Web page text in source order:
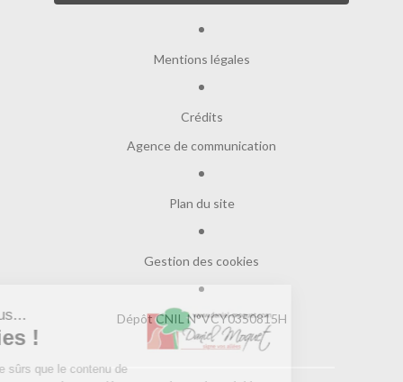
Mentions légales
Crédits
Agence de communication
Plan du site
Gestion des cookies
Dépôt CNIL N°VCY0350815H
Salut c'est nous...
les Cookies !
On a attendu d'être sûrs que le contenu de